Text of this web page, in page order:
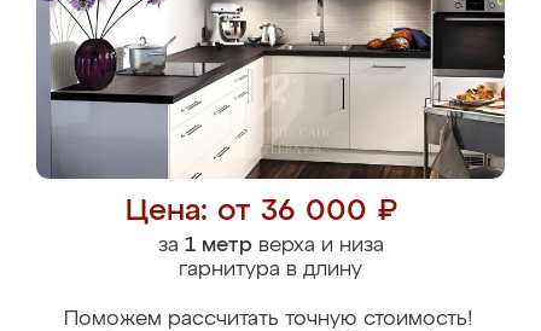
Цена: от 36 000 ₽
за 1 метрверха и низа
гарнитура в длину
Поможем рассчитать точную стоимость!